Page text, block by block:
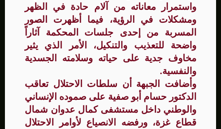
واستمرار معاناته من آلام حادة في الظهر
ومشكلات في الرؤية، فيما أظهرت الصور
المسربة من إحدى جلسات المحكمة آثاراً
واضحة للتعذيب والتنكيل، الأمر الذي يثير
مخاوف جدية على حياته وسلامته الجسدية
والنفسية.
وأضافت الجبهة أن سلطات الاحتلال تعاقب
الدكتور حسام أبو صفية على صموده الإنساني
والوطني داخل مستشفى كمال عدوان شمال
قطاع غزة، ورفضه الانصياع لأوامر الاحتلال